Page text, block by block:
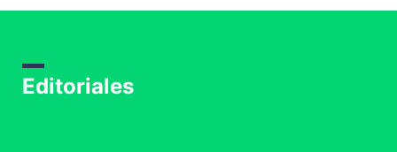
Editoriales